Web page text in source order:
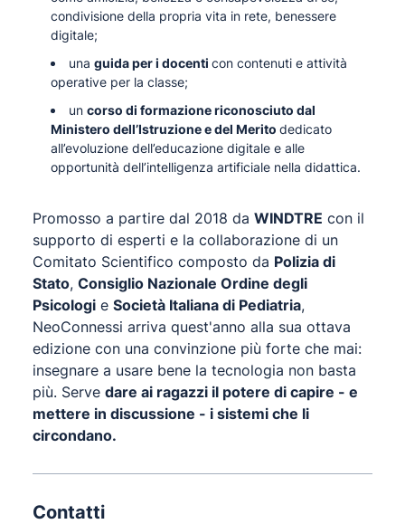
condivisione della propria vita in rete, benessere
digitale;
una guida per i docenti con contenuti e attività
operative per la classe;
un corso di formazione riconosciuto dal
Ministero dell’Istruzione e del Merito dedicato
all’evoluzione dell’educazione digitale e alle
opportunità dell’intelligenza artificiale nella didattica.
Promosso a partire dal 2018 da WINDTRE con il
supporto di esperti e la collaborazione di un
Comitato Scientifico composto da Polizia di
Stato, Consiglio Nazionale Ordine degli
Psicologi e Società Italiana di Pediatria,
NeoConnessi arriva quest'anno alla sua ottava
edizione con una convinzione più forte che mai:
insegnare a usare bene la tecnologia non basta
più. Serve dare ai ragazzi il potere di capire - e
mettere in discussione - i sistemi che li
circondano.
Contatti